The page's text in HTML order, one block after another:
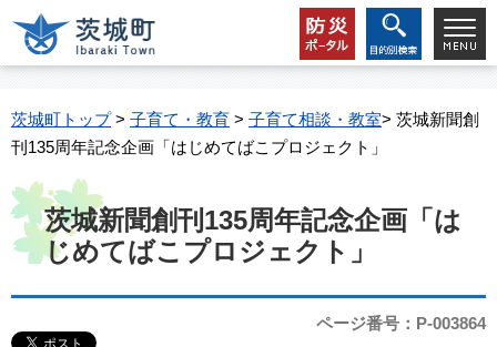
茨城町トップ> 子育て・教育 > 子育て相談・教室> 茨城新聞創
刊135周年記念企画「はじめてばこプロジェクト」
茨城新聞創刊135周年記念企画「は
じめてばこプロジェクト」
ページ番号：P-003864